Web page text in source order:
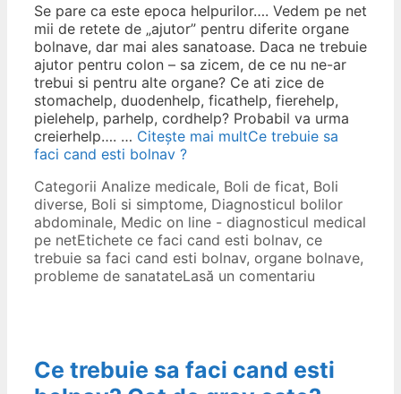
Se pare ca este epoca helpurilor…. Vedem pe net
mii de retete de „ajutor” pentru diferite organe
bolnave, dar mai ales sanatoase. Daca ne trebuie
ajutor pentru colon – sa zicem, de ce nu ne-ar
trebui si pentru alte organe? Ce ati zice de
stomachelp, duodenhelp, ficathelp, fierehelp,
pielehelp, parhelp, cordhelp? Probabil va urma
creierhelp…. … Citește mai multCe trebuie sa
faci cand esti bolnav ?
Categorii Analize medicale, Boli de ficat, Boli
diverse, Boli si simptome, Diagnosticul bolilor
abdominale, Medic on line - diagnosticul medical
pe netEtichete ce faci cand esti bolnav, ce
trebuie sa faci cand esti bolnav, organe bolnave,
probleme de sanatateLasă un comentariu
Ce trebuie sa faci cand esti